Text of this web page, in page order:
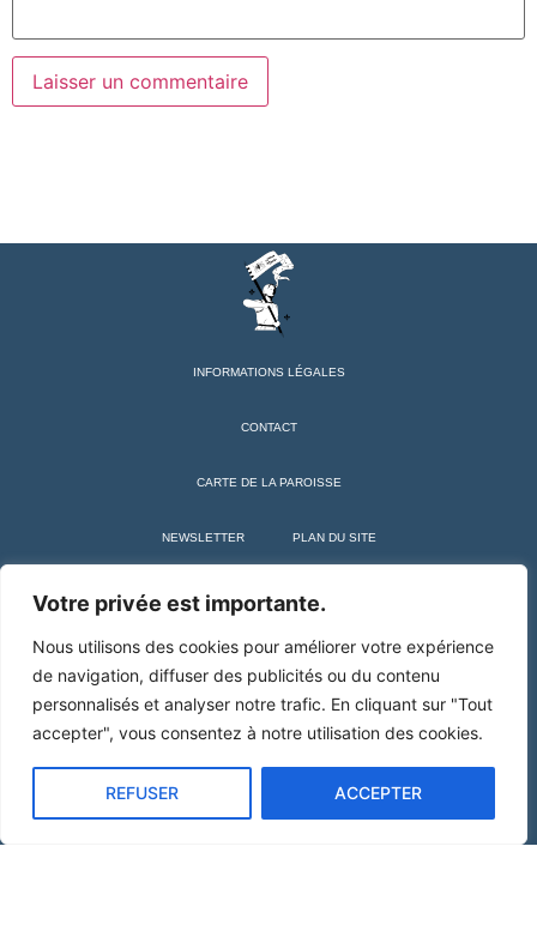
Votre privée est importante.
Nous utilisons des cookies pour améliorer votre expérience
de navigation, diffuser des publicités ou du contenu
personnalisés et analyser notre trafic. En cliquant sur "Tout
accepter", vous consentez à notre utilisation des cookies.
REFUSER ACCEPTER
INFORMATIONS LÉGALES
CONTACT
CARTE DE LA PAROISSE
NEWSLETTER PLAN DU SITE
+ SAINT MARTIN DE TOURS